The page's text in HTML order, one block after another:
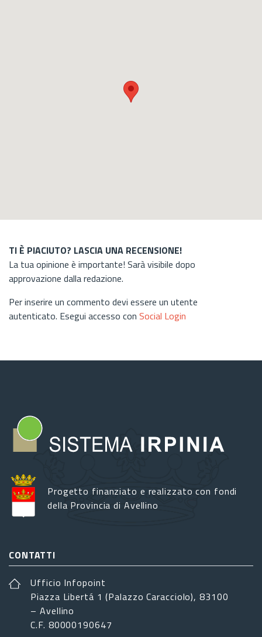
TI È PIACIUTO? LASCIA UNA RECENSIONE!
La tua opinione è importante! Sarà visibile dopo
approvazione dalla redazione.
Per inserire un commento devi essere un utente
autenticato. Esegui accesso con Social Login
Progetto finanziato e realizzato con fondi
della Provincia di Avellino
CONTATTI
Ufficio Infopoint
Piazza Libertá 1 (Palazzo Caracciolo), 83100
– Avellino
C.F. 80000190647